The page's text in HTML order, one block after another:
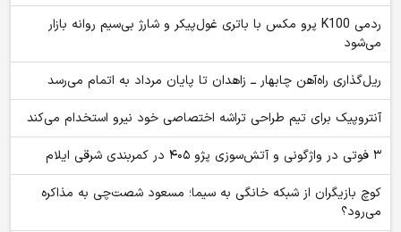
ردمی K100 پرو مکس با باتری غول‌پیکر و شارژ بی‌سیم روانه بازار
می‌شود
ریل‌گذاری راه‌آهن چابهار ــ زاهدان تا پایان مرداد به اتمام می‌رسد
آنتروپیک برای تیم طراحی تراشه اختصاصی خود نیرو استخدام می‌کند
۳ فوتی در واژگونی و آتش‌سوزی پژو ۴۰۵ در کمربندی شرقی ایلام
کوچ بازیگران از شبکه خانگی به سیما؛ مسعود شصت‌چی به مذاکره
می‌رود؟